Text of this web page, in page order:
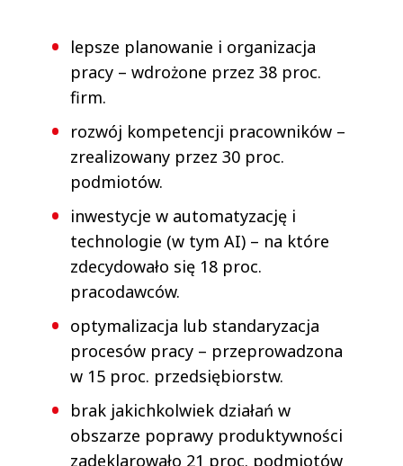
lepsze planowanie i organizacja
pracy – wdrożone przez 38 proc.
firm.
rozwój kompetencji pracowników –
zrealizowany przez 30 proc.
podmiotów.
inwestycje w automatyzację i
technologie (w tym AI) – na które
zdecydowało się 18 proc.
pracodawców.
optymalizacja lub standaryzacja
procesów pracy – przeprowadzona
w 15 proc. przedsiębiorstw.
brak jakichkolwiek działań w
obszarze poprawy produktywności
zadeklarowało 21 proc. podmiotów